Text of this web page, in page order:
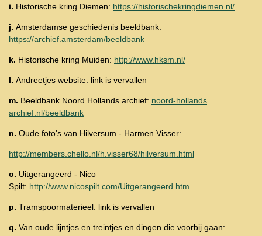
i. Historische kring Diemen: https://historischekringdiemen.nl/
j. Amsterdamse geschiedenis beeldbank:
https://archief.amsterdam/beeldbank
k. Historische kring Muiden: http://www.hksm.nl/
l. Andreetjes website: link is vervallen
m. Beeldbank Noord Hollands archief: noord-hollands
archief.nl/beeldbank
n. Oude foto's van Hilversum - Harmen Visser:
http://members.chello.nl/h.visser68/hilversum.html
o. Uitgerangeerd - Nico
Spilt: http://www.nicospilt.com/Uitgerangeerd.htm
p. Tramspoormaterieel: link is vervallen
q. Van oude lijntjes en treintjes en dingen die voorbij gaan: